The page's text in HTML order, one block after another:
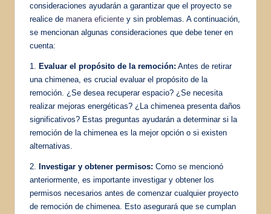
consideraciones ayudarán a garantizar que el proyecto se
realice de manera eficiente y sin problemas. A continuación,
se mencionan algunas consideraciones que debe tener en
cuenta:
1. Evaluar el propósito de la remoción: Antes de retirar
una chimenea, es crucial evaluar el propósito de la
remoción. ¿Se desea recuperar espacio? ¿Se necesita
realizar mejoras energéticas? ¿La chimenea presenta daños
significativos? Estas preguntas ayudarán a determinar si la
remoción de la chimenea es la mejor opción o si existen
alternativas.
2. Investigar y obtener permisos: Como se mencionó
anteriormente, es importante investigar y obtener los
permisos necesarios antes de comenzar cualquier proyecto
de remoción de chimenea. Esto asegurará que se cumplan